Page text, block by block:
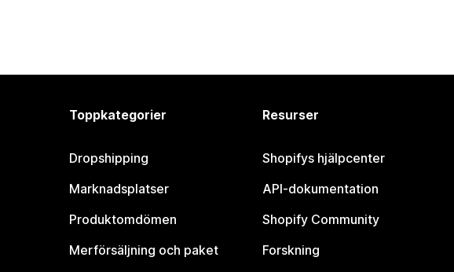
Toppkategorier
Dropshipping
Marknadsplatser
Produktomdömen
Merförsäljning och paket
Resurser
Shopifys hjälpcenter
API-dokumentation
Shopify Community
Forskning